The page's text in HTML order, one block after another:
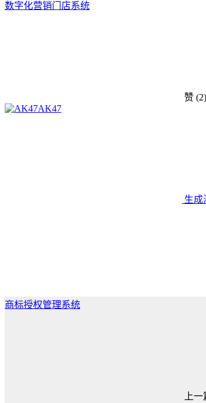
数字化营销门店系统
赞 (2)
AK47
生成
商标授权管理系统
上一